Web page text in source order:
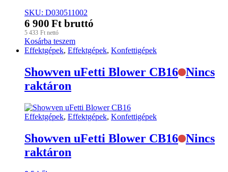
SKU: D030511002
6 900 Ft bruttó
5 433 Ft nettó
Kosárba teszem
Effektgépek, Effektgépek, Konfettigépek
Showven uFetti Blower CB16 Nincs
raktáron
Effektgépek, Effektgépek, Konfettigépek
Showven uFetti Blower CB16 Nincs
raktáron